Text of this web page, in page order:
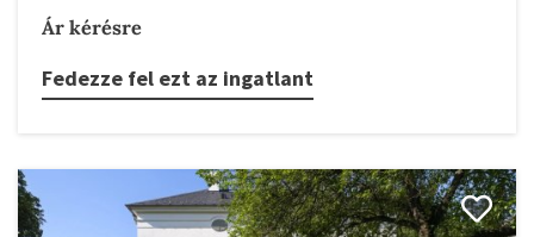
Ár kérésre
Fedezze fel ezt az ingatlant